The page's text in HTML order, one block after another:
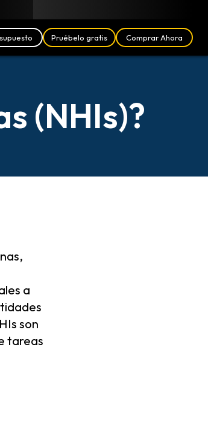
Pruébelo gratis Comprar Ahora
(NHIs)?
a
son
tareas